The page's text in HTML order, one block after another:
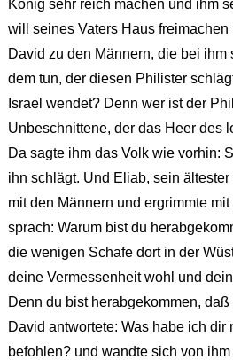
König sehr reich machen und ihm
will seines Vaters Haus freimachen
David zu den Männern, die bei ihm
dem tun, der diesen Philister
Israel wendet? Denn wer ist der
Unbeschnittene, der das Heer des
Da sagte ihm das Volk wie vorhin:
ihn schlägt. Und Eliab, sein
mit den Männern und ergrimmte
sprach: Warum bist du
die wenigen Schafe dort in der
deine Vermessenheit wohl und
Denn du bist herabgekommen,
David antwortete: Was habe ich dir
befohlen? und wandte sich von